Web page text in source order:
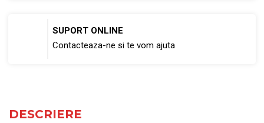
SUPORT ONLINE
Contacteaza-ne si te vom ajuta
DESCRIERE